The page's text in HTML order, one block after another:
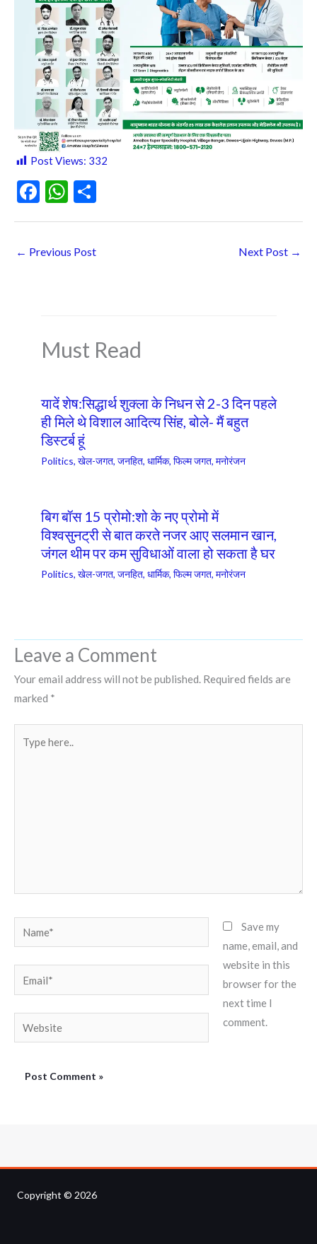
Post Views: 332
F
ac
b
W
h
s
h
← Previous Post Next Post →
Must Read
यादें शेष:सिद्धार्थ शुक्ला के निधन से 2-3 दिन पहले
ही मिले थे विशाल आदित्य सिंह, बोले- मैं बहुत
डिस्टर्ब हूं
Politics, खेल-जगत, जनहित, धार्मिक, फिल्म जगत, मनोरंजन
बिग बॉस 15 प्रोमो:शो के नए प्रोमो में
विश्वसुनट्री से बात करते नजर आए सलमान खान,
जंगल थीम पर कम सुविधाओं वाला हो सकता है घर
Politics, खेल-जगत, जनहित, धार्मिक, फिल्म जगत, मनोरंजन
Leave a Comment
Your email address will not be published. Required fields are
marked *
here..
Name*
Website
Save my
name, email, and
website in this
browser for the
next time I
comment.
Copyright © 2026